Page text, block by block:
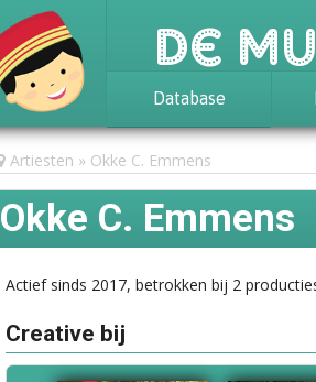
De
Database
Achtergrond
Awards
Statistieken
Artiesten Okke C. Emmens
Okke C. Emmens
Actief sinds 2017, betrokken bij 2
Creative bij